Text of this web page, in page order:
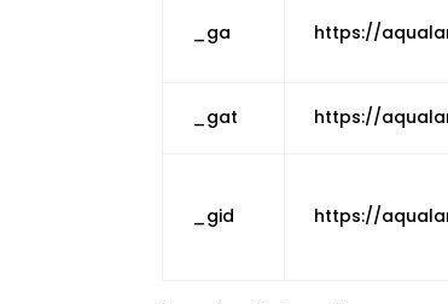
_ga https://
_gat https://
_gid https://